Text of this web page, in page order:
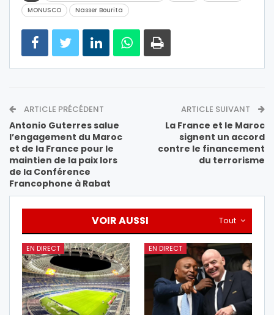
MONUSCO
Nasser Bourita
ARTICLE PRÉCÉDENT
Antonio Guterres salue
l’engagement du Maroc
et de la France pour le
maintien de la paix lors
de la Conférence
Francophone à Rabat
ARTICLE SUIVANT
La France et le Maroc
signent un accord
contre le financement
du terrorisme
Tout
VOIR AUSSI
EN DIRECT EN DIRECT